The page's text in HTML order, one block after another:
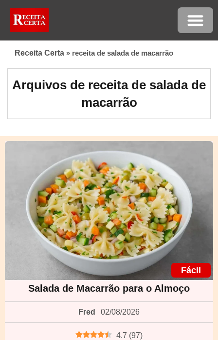
Receita Certa » receita de salada de macarrão
Arquivos de receita de salada de
macarrão
Fácil
Salada de Macarrão para o Almoço
Fred 02/08/2026
4.7 (97)